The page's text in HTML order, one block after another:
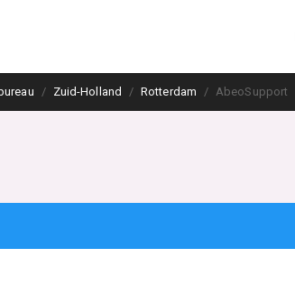
Zuid-Holland Rotterdam AbeoSupport